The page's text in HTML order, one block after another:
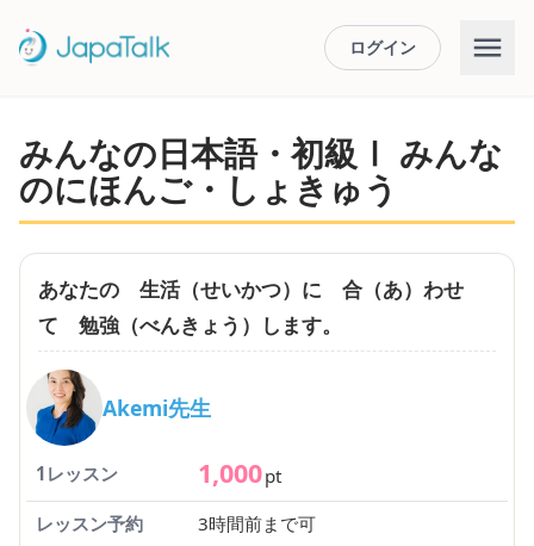
ログイン
みんなの日本語・初級Ⅰ みんな
のにほんご・しょきゅう
あなたの 生活（せいかつ）に 合（あ）わせ
て 勉強（べんきょう）します。
Akemi先生
1レッスン 1,000pt
レッスン予約
3時間前まで可